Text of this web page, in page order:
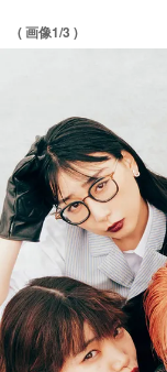
( 画像1/3 )